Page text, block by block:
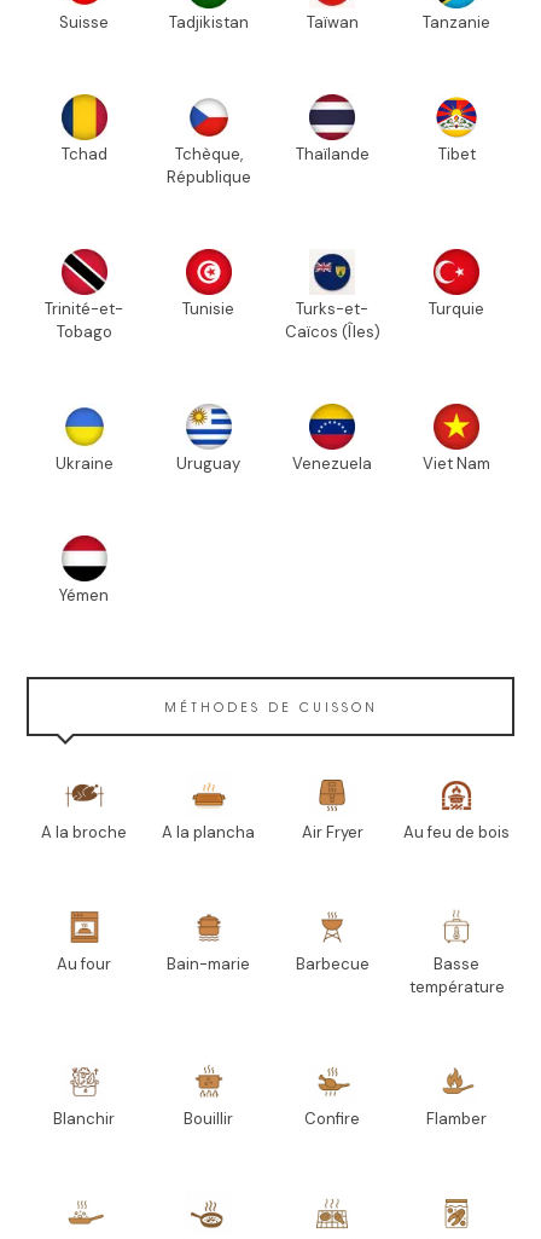
Suisse Tadjikistan Taïwan Tanzanie
Tchad
Tchèque,
République
Thaïlande Tibet
Trinité-et-
Tobago
Tunisie
Turks-et-
Caïcos (Îles)
Turquie
Ukraine Uruguay Venezuela Viet Nam
Yémen
MÉTHODES DE CUISSON
A la broche A la plancha Air Fryer Au feu de bois
Au four Bain-marie Barbecue
Basse
température
Blanchir Bouillir Confire Flamber